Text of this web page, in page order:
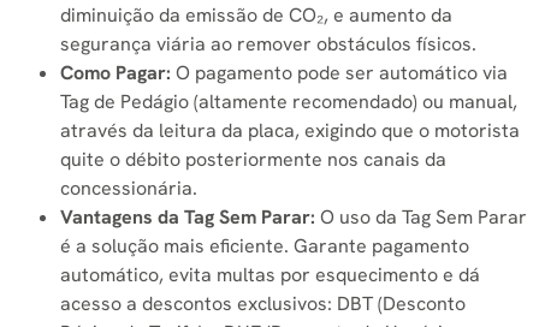
diminuição da emissão de CO₂, e aumento da
segurança viária ao remover obstáculos físicos.
Como Pagar: O pagamento pode ser automático via
Tag de Pedágio (altamente recomendado) ou manual,
através da leitura da placa, exigindo que o motorista
quite o débito posteriormente nos canais da
concessionária.
Vantagens da Tag Sem Parar: O uso da Tag Sem Parar
é a solução mais eficiente. Garante pagamento
automático, evita multas por esquecimento e dá
acesso a descontos exclusivos: DBT (Desconto